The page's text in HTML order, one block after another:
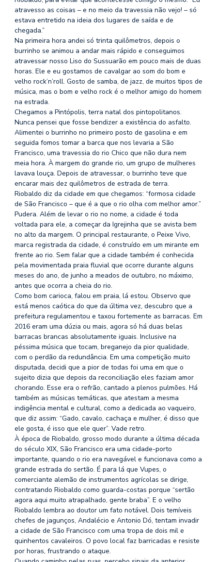
atravesso as coisas – e no meio da travessia não vejo! – só
estava entretido na ideia dos lugares de saída e de
chegada.”
Na primeira hora andei só trinta quilômetros, depois o
burrinho se animou a andar mais rápido e conseguimos
atravessar nosso Liso do Sussuarão em pouco mais de duas
horas. Ele e eu gostamos de cavalgar ao som do bom e
velho rock’n’roll. Gosto de samba, de jazz, de muitos tipos de
música, mas o bom e velho rock é o melhor amigo do homem
na estrada.
Chegamos a Pintópolis, terra natal dos pintopolitanos.
Nunca pensei que fosse bendizer a existência do asfalto.
Alimentei o burrinho no primeiro posto de gasolina e em
seguida fomos tomar a barca que nos levaria a São
Francisco, uma travessia do rio Chico que não dura nem
meia hora. À margem do grande rio, um grupo de mulheres
lavava louça. Depois de atravessar, o burrinho teve que
encarar mais dez quilômetros de estrada de terra.
Riobaldo diz da cidade em que chegamos: “formosa cidade
de São Francisco – que é a que o rio olha com melhor amor.”
Pudera. Além de levar o rio no nome, a cidade é toda
voltada para ele, a começar da Igrejinha que se avista bem
no alto da margem. O principal restaurante, o Peixe Vivo,
marca registrada da cidade, é construído em um mirante em
frente ao rio. Sem falar que a cidade também é conhecida
pela movimentada praia fluvial que ocorre durante alguns
meses do ano, de junho a meados de outubro, no máximo,
antes que ocorra a cheia do rio.
Como bom carioca, falou em praia, lá estou. Observo que
está menos caótica do que da última vez, descubro que a
prefeitura regulamentou e taxou fortemente as barracas. Em
2016 eram uma dúzia ou mais, agora só há duas belas
barracas brancas absolutamente iguais. Inclusive na
péssima música que tocam, breganejo da pior qualidade,
com o perdão da redundância. Em uma competição muito
disputada, decidi que a pior de todas foi uma em que o
sujeito dizia que depois da reconciliação eles faziam amor
chorando. Esse era o refrão, cantado a plenos pulmões. Há
também as músicas temáticas, que atestam a mesma
indigência mental e cultural, como a dedicada ao vaqueiro,
que diz assim: “Gado, cavalo, cachaça e mulher, é disso que
ele gosta, é isso que ele quer”. Vade retro.
À época de Riobaldo, grosso modo durante a última década
do século XIX, São Francisco era uma cidade-porto
importante, quando o rio era navegável e funcionava como a
grande estrada do sertão. É para lá que Vupes, o
comerciante alemão de instrumentos agrícolas se dirige,
contratando Riobaldo como guarda-costas porque “sertão
agora aqui muito atrapalhado, gente braba”. E o velho
Riobaldo lembra ao doutor um fato notável. Dois temíveis
chefes de jagunços, Andalécio e Antonio Dó, tentam invadir
a cidade de São Francisco com uma tropa de dois mil e
quinhentos cavaleiros. O povo local faz barricadas e resiste
por horas, frustrando o ataque.